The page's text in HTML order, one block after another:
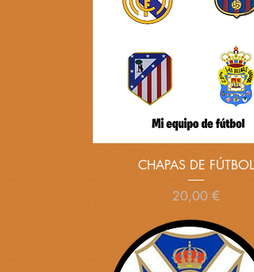
CHAPAS DE FÚTBOL
Precio
20,00 €